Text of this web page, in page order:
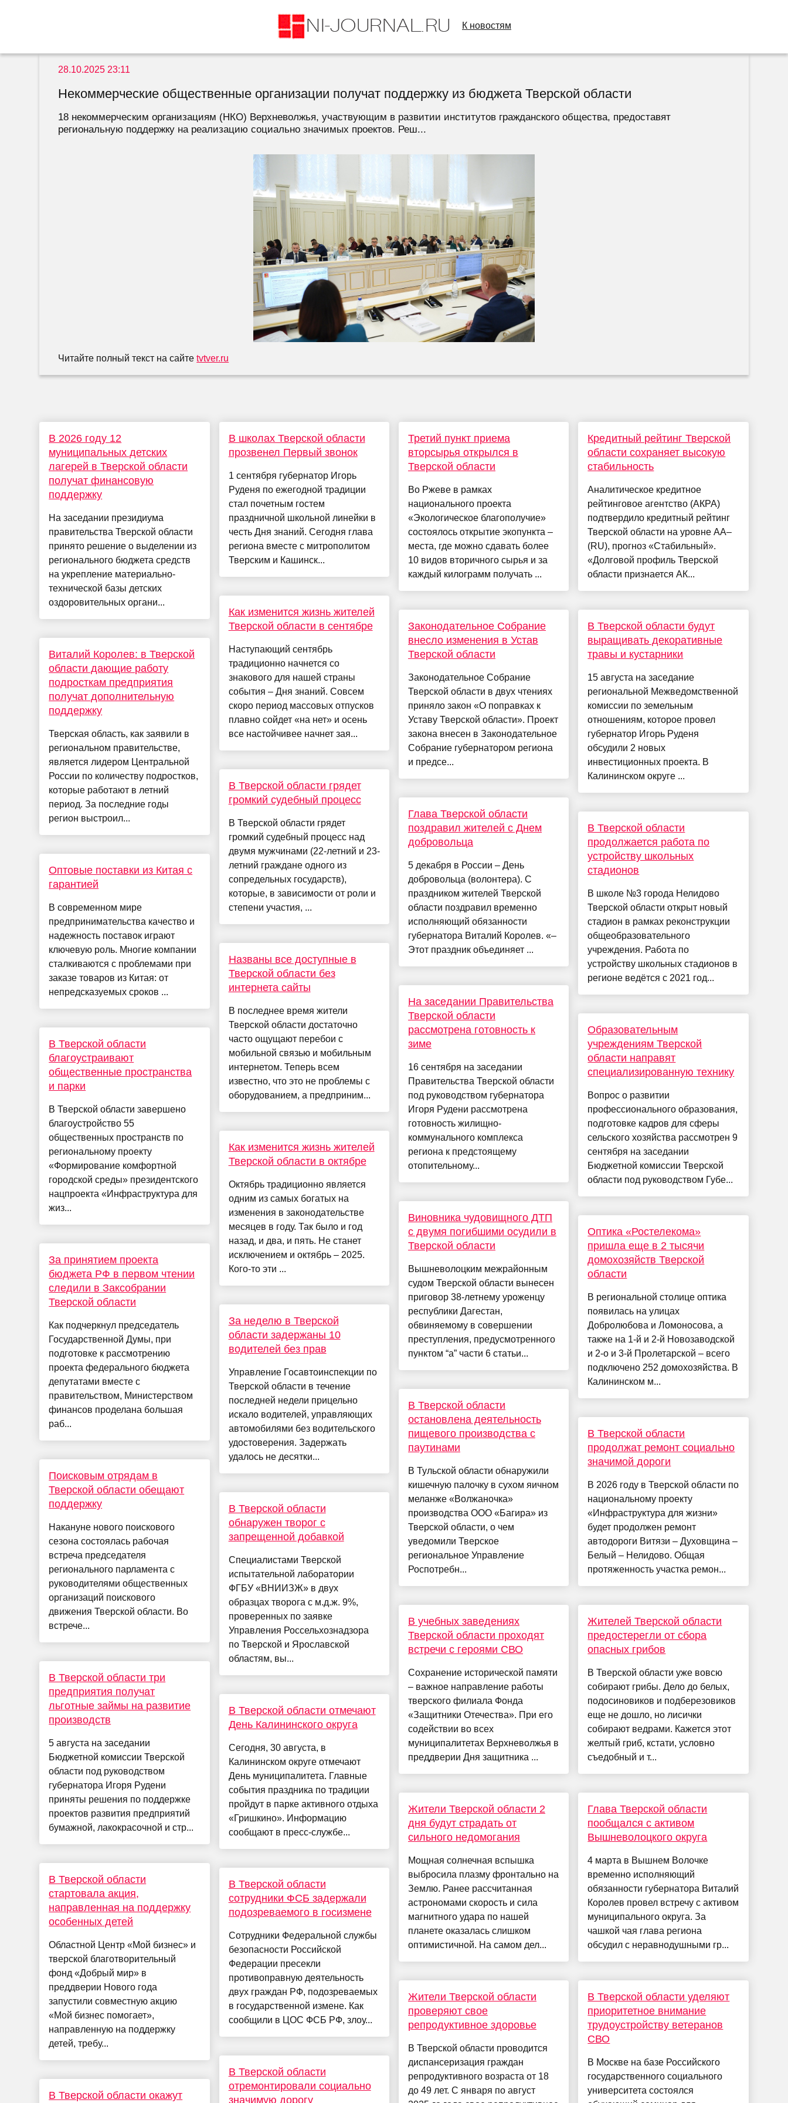
К новостям
28.10.2025 23:11
Некоммерческие общественные организации получат поддержку из бюджета Тверской области
18 некоммерческим организациям (НКО) Верхневолжья, участвующим в развитии институтов гражданского общества, предоставят
региональную поддержку на реализацию социально значимых проектов. Реш...
Читайте полный текст на сайтеtvtver.ru
В 2026 году 12
муниципальных детских
лагерей в Тверской области
получат финансовую
поддержку
На заседании президиума
правительства Тверской области
принято решение о выделении из
регионального бюджета средств
на укрепление материально-
технической базы детских
оздоровительных органи...
Виталий Королев: в Тверской
области дающие работу
подросткам предприятия
получат дополнительную
поддержку
Тверская область, как заявили в
региональном правительстве,
является лидером Центральной
России по количеству подростков,
которые работают в летний
период. За последние годы
регион выстроил...
Оптовые поставки из Китая с
гарантией
В современном мире
предпринимательства качество и
надежность поставок играют
ключевую роль. Многие компании
сталкиваются с проблемами при
заказе товаров из Китая: от
непредсказуемых сроков ...
В Тверской области
благоустраивают
общественные пространства
и парки
В Тверской области завершено
благоустройство 55
общественных пространств по
региональному проекту
«Формирование комфортной
городской среды» президентского
нацпроекта «Инфраструктура для
жиз...
За принятием проекта
бюджета РФ в первом чтении
следили в Заксобрании
Тверской области
Как подчеркнул председатель
Государственной Думы, при
подготовке к рассмотрению
проекта федерального бюджета
депутатами вместе с
правительством, Министерством
финансов проделана большая
раб...
Поисковым отрядам в
Тверской области обещают
поддержку
Накануне нового поискового
сезона состоялась рабочая
встреча председателя
регионального парламента с
руководителями общественных
организаций поискового
движения Тверской области. Во
встрече...
В Тверской области три
предприятия получат
льготные займы на развитие
производств
5 августа на заседании
Бюджетной комиссии Тверской
области под руководством
губернатора Игоря Рудени
приняты решения по поддержке
проектов развития предприятий
бумажной, лакокрасочной и стр...
В Тверской области
стартовала акция,
направленная на поддержку
особенных детей
Областной Центр «Мой бизнес» и
тверской благотворительный
фонд «Добрый мир» в
преддверии Нового года
запустили совместную акцию
«Мой бизнес помогает»,
направленную на поддержку
детей, требу...
В Тверской области окажут
В школах Тверской области
прозвенел Первый звонок
1 сентября губернатор Игорь
Руденя по ежегодной традиции
стал почетным гостем
праздничной школьной линейки в
честь Дня знаний. Сегодня глава
региона вместе с митрополитом
Тверским и Кашинск...
Как изменится жизнь жителей
Тверской области в сентябре
Наступающий сентябрь
традиционно начнется со
знакового для нашей страны
события – Дня знаний. Совсем
скоро период массовых отпусков
плавно сойдет «на нет» и осень
все настойчивее начнет зая...
В Тверской области грядет
громкий судебный процесс
В Тверской области грядет
громкий судебный процесс над
двумя мужчинами (22-летний и 23-
летний граждане одного из
сопредельных государств),
которые, в зависимости от роли и
степени участия, ...
Названы все доступные в
Тверской области без
интернета сайты
В последнее время жители
Тверской области достаточно
часто ощущают перебои с
мобильной связью и мобильным
интернетом. Теперь всем
известно, что это не проблемы с
оборудованием, а предприним...
Как изменится жизнь жителей
Тверской области в октябре
Октябрь традиционно является
одним из самых богатых на
изменения в законодательстве
месяцев в году. Так было и год
назад, и два, и пять. Не станет
исключением и октябрь – 2025.
Кого-то эти ...
За неделю в Тверской
области задержаны 10
водителей без прав
Управление Госавтоинспекции по
Тверской области в течение
последней недели прицельно
искало водителей, управляющих
автомобилями без водительского
удостоверения. Задержать
удалось не десятки...
В Тверской области
обнаружен творог с
запрещенной добавкой
Специалистами Тверской
испытательной лаборатории
ФГБУ «ВНИИЗЖ» в двух
образцах творога с м.д.ж. 9%,
проверенных по заявке
Управления Россельхознадзора
по Тверской и Ярославской
областям, вы...
В Тверской области отмечают
День Калининского округа
Сегодня, 30 августа, в
Калининском округе отмечают
День муниципалитета. Главные
события праздника по традиции
пройдут в парке активного отдыха
«Гришкино». Информацию
сообщают в пресс-службе...
В Тверской области
сотрудники ФСБ задержали
подозреваемого в госизмене
Сотрудники Федеральной службы
безопасности Российской
Федерации пресекли
противоправную деятельность
двух граждан РФ, подозреваемых
в государственной измене. Как
сообщили в ЦОС ФСБ РФ, злоу...
В Тверской области
отремонтировали социально
значимую дорогу
Третий пункт приема
вторсырья открылся в
Тверской области
Во Ржеве в рамках
национального проекта
«Экологическое благополучие»
состоялось открытие экопункта –
места, где можно сдавать более
10 видов вторичного сырья и за
каждый килограмм получать ...
Законодательное Собрание
внесло изменения в Устав
Тверской области
Законодательное Собрание
Тверской области в двух чтениях
приняло закон «О поправках к
Уставу Тверской области». Проект
закона внесен в Законодательное
Собрание губернатором региона
и предсе...
Глава Тверской области
поздравил жителей с Днем
добровольца
5 декабря в России – День
добровольца (волонтера). С
праздником жителей Тверской
области поздравил временно
исполняющий обязанности
губернатора Виталий Королев. «–
Этот праздник объединяет ...
На заседании Правительства
Тверской области
рассмотрена готовность к
зиме
16 сентября на заседании
Правительства Тверской области
под руководством губернатора
Игоря Рудени рассмотрена
готовность жилищно-
коммунального комплекса
региона к предстоящему
отопительному...
Виновника чудовищного ДТП
с двумя погибшими осудили в
Тверской области
Вышневолоцким межрайонным
судом Тверской области вынесен
приговор 38-летнему уроженцу
республики Дагестан,
обвиняемому в совершении
преступления, предусмотренного
пунктом “а” части 6 статьи...
В Тверской области
остановлена деятельность
пищевого производства с
паутинами
В Тульской области обнаружили
кишечную палочку в сухом яичном
меланже «Волжаночка»
производства ООО «Багира» из
Тверской области, о чем
уведомили Тверское
региональное Управление
Роспотребн...
В учебных заведениях
Тверской области проходят
встречи с героями СВО
Сохранение исторической памяти
– важное направление работы
тверского филиала Фонда
«Защитники Отечества». При его
содействии во всех
муниципалитетах Верхневолжья в
преддверии Дня защитника ...
Жители Тверской области 2
дня будут страдать от
сильного недомогания
Мощная солнечная вспышка
выбросила плазму фронтально на
Землю. Ранее рассчитанная
астрономами скорость и сила
магнитного удара по нашей
планете оказалась слишком
оптимистичной. На самом дел...
Жители Тверской области
проверяют свое
репродуктивное здоровье
В Тверской области проводится
диспансеризация граждан
репродуктивного возраста от 18
до 49 лет. С января по август
Кредитный рейтинг Тверской
области сохраняет высокую
стабильность
Аналитическое кредитное
рейтинговое агентство (АКРА)
подтвердило кредитный рейтинг
Тверской области на уровне АА–
(RU), прогноз «Стабильный».
«Долговой профиль Тверской
области признается АК...
В Тверской области будут
выращивать декоративные
травы и кустарники
15 августа на заседание
региональной Межведомственной
комиссии по земельным
отношениям, которое провел
губернатор Игорь Руденя
обсудили 2 новых
инвестиционных проекта. В
Калининском округе ...
В Тверской области
продолжается работа по
устройству школьных
стадионов
В школе №3 города Нелидово
Тверской области открыт новый
стадион в рамках реконструкции
общеобразовательного
учреждения. Работа по
устройству школьных стадионов в
регионе ведётся с 2021 год...
Образовательным
учреждениям Тверской
области направят
специализированную технику
Вопрос о развитии
профессионального образования,
подготовке кадров для сферы
сельского хозяйства рассмотрен 9
сентября на заседании
Бюджетной комиссии Тверской
области под руководством Губе...
Оптика «Ростелекома»
пришла еще в 2 тысячи
домохозяйств Тверской
области
В региональной столице оптика
появилась на улицах
Добролюбова и Ломоносова, а
также на 1-й и 2-й Новозаводской
и 2-о и 3-й Пролетарской – всего
подключено 252 домохозяйства. В
Калининском м...
В Тверской области
продолжат ремонт социально
значимой дороги
В 2026 году в Тверской области по
национальному проекту
«Инфраструктура для жизни»
будет продолжен ремонт
автодороги Витязи – Духовщина –
Белый – Нелидово. Общая
протяженность участка ремон...
Жителей Тверской области
предостерегли от сбора
опасных грибов
В Тверской области уже вовсю
собирают грибы. Дело до белых,
подосиновиков и подберезовиков
еще не дошло, но лисички
собирают ведрами. Кажется этот
желтый гриб, кстати, условно
съедобный и т...
Глава Тверской области
пообщался с активом
Вышневолоцкого округа
4 марта в Вышнем Волочке
временно исполняющий
обязанности губернатора Виталий
Королев провел встречу с активом
муниципального округа. За
чашкой чая глава региона
обсудил с неравнодушными гр...
В Тверской области уделяют
приоритетное внимание
трудоустройству ветеранов
СВО
В Москве на базе Российского
государственного социального
университета состоялся